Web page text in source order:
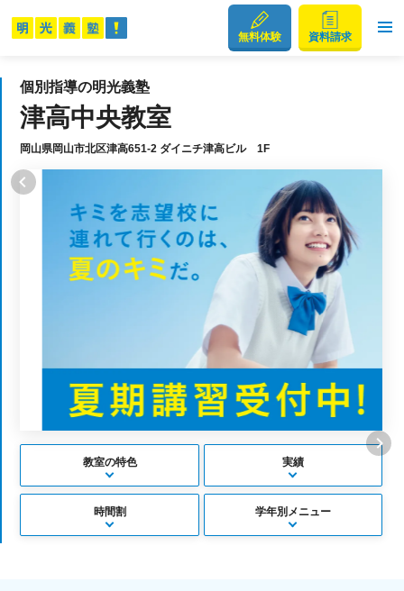
無料体験 資料請求
個別指導の明光義塾
津高中央教室
岡山県岡山市北区津高651-2 ダイニチ津高ビル 1F
教室の特色 実績
時間割 学年別メニュー